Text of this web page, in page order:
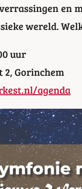
en
wereld.
uur
Gorinchem
agenda